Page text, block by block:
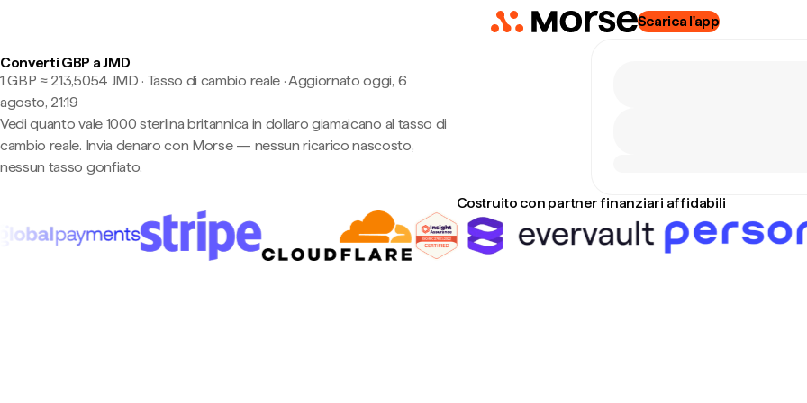
Scarica l'app
Converti GBP a JMD
1 GBP ≈ 213,5054 JMD · Tasso di cambio reale·Aggiornato oggi, 6
agosto, 21:19
Vedi quanto vale 1000 sterlina britannica in dollaro giamaicano al tasso di
cambio reale. Invia denaro con Morse — nessun ricarico nascosto,
nessun tasso gonfiato.
Costruito con partner finanziari affidabili